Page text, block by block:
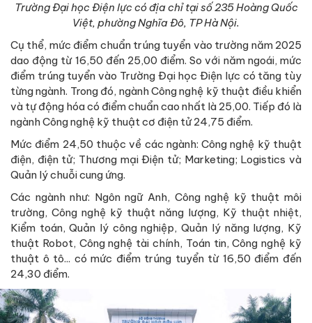
Trường Đại học Điện lực có địa chỉ tại số 235 Hoàng Quốc
Việt, phường Nghĩa Đô, TP Hà Nội.
Cụ thể, mức điểm chuẩn trúng tuyển vào trường năm 2025
dao động từ 16,50 đến 25,00 điểm. So với năm ngoái, mức
điểm trúng tuyển vào Trường Đại học Điện lực có tăng tùy
từng ngành. Trong đó, ngành Công nghệ kỹ thuật điều khiển
và tự động hóa có điểm chuẩn cao nhất là 25,00. Tiếp đó là
ngành Công nghệ kỹ thuật cơ điện tử 24,75 điểm.
Mức điểm 24,50 thuộc về các ngành: Công nghệ kỹ thuật
điện, điện tử; Thương mại Điện tử; Marketing; Logistics và
Quản lý chuỗi cung ứng.
Các ngành như: Ngôn ngữ Anh, Công nghệ kỹ thuật môi
trường, Công nghệ kỹ thuật năng lượng, Kỹ thuật nhiệt,
Kiểm toán, Quản lý công nghiệp, Quản lý năng lượng, Kỹ
thuật Robot, Công nghệ tài chính, Toán tin, Công nghệ kỹ
thuật ô tô... có mức điểm trúng tuyển từ 16,50 điểm đến
24,30 điểm.